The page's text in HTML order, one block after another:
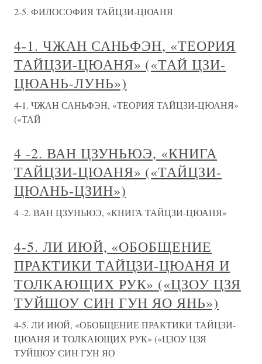
2-5. ФИЛОСОФИЯ ТАЙЦЗИ-ЦЮАНЯ
4-1. ЧЖАН САНЬФЭН, «ТЕОРИЯ
ТАЙЦЗИ-ЦЮАНЯ» («ТАЙ ЦЗИ-
ЦЮАНЬ-ЛУНЬ»)
4-1. ЧЖАН САНЬФЭН, «ТЕОРИЯ ТАЙЦЗИ-ЦЮАНЯ»
(«ТАЙ
4 -2. ВАН ЦЗУНЬЮЭ, «КНИГА
ТАЙЦЗИ-ЦЮАНЯ» («ТАЙЦЗИ-
ЦЮАНЬ-ЦЗИН»)
4 -2. ВАН ЦЗУНЬЮЭ, «КНИГА ТАЙЦЗИ-ЦЮАНЯ»
4-5. ЛИ ИЮЙ, «ОБОБЩЕНИЕ
ПРАКТИКИ ТАЙЦЗИ-ЦЮАНЯ И
ТОЛКАЮЩИХ РУК» («ЦЗОУ ЦЗЯ
ТУЙШОУ СИН ГУН ЯО ЯНЬ»)
4-5. ЛИ ИЮЙ, «ОБОБЩЕНИЕ ПРАКТИКИ ТАЙЦЗИ-
ЦЮАНЯ И ТОЛКАЮЩИХ РУК» («ЦЗОУ ЦЗЯ
ТУЙШОУ СИН ГУН ЯО